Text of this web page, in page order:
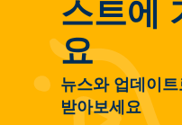
스트에
요
뉴스와 업데이
받아보세요